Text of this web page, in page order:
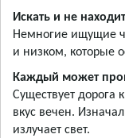
Искать и не
Немногие ищущие
и низком, которые
Каждый может
Существует дорога
вкус вечен.
излучает свет.